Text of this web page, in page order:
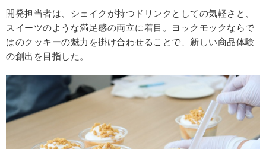
開発担当者は、シェイクが持つドリンクとしての気軽さと、
スイーツのような満足感の両立に着目。ヨックモックならで
はのクッキーの魅力を掛け合わせることで、新しい商品体験
の創出を目指した。